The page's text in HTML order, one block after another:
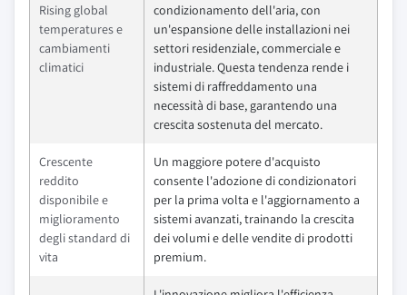
Rising global
temperatures e
cambiamenti
climatici
condizionamento dell'aria, con
un'espansione delle installazioni nei
settori residenziale, commerciale e
industriale. Questa tendenza rende i
sistemi di raffreddamento una
necessità di base, garantendo una
crescita sostenuta del mercato.
Crescente
reddito
disponibile e
miglioramento
degli standard di
vita
Un maggiore potere d'acquisto
consente l'adozione di condizionatori
per la prima volta e l'aggiornamento a
sistemi avanzati, trainando la crescita
dei volumi e delle vendite di prodotti
premium.